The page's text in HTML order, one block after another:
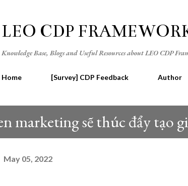
LEO CDP
Knowledge Base, Blogs and Useful Resources about LEO CDP
Home [Survey] CDP Feedback Author
marketing sẽ thúc đẩy tạo
May 05, 2022